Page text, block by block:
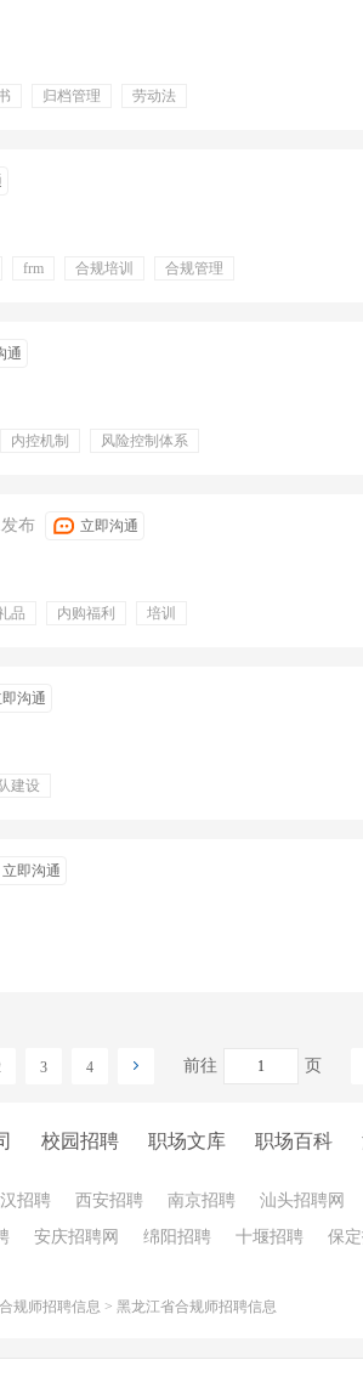
归档管理
劳动法
frm 合规培训
合规管理
通
内控机制
风险控制体系
布 立即沟通
品 内购福利
培训
即沟通
建设
立即沟通
3 4 前往 页
校园招聘 职场文库 职场百科
招聘 西安招聘 南京招聘 汕头招聘网
安庆招聘网 绵阳招聘 十堰招聘 保
合规师招聘信息 > 黑龙江省合规师招聘信息